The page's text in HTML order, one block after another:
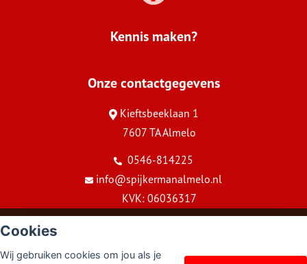
Cookies
Wij gebruiken cookies om jou als je
Kennis maken?
Onze contactgegevens
Kieftsbeeklaan 1
7607 TA Almelo
0546-814225
info@spijkermanalmelo.nl
KVK: 06036317
Sitemap
Disclaimer